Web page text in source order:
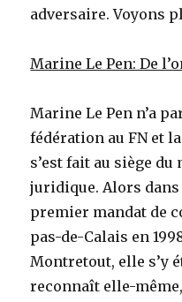
adversaire. Voyons
Marine Le Pen: De
Marine Le Pen n’a
fédération au FN et
s’est fait au siège
juridique. Alors dans
premier mandat de
pas-de-Calais en
Montretout, elle s’y
reconnaît elle-